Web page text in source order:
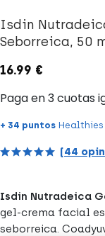
Isdin
Seborreica, 50
16.99 €
+ 34 puntos Healthies
(44
Isdin Nutradeica
gel-crema facial
seborreica.